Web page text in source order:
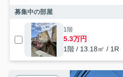
募集中の部屋
1階
5.3万円
1階 / 13.18㎡ / 1R